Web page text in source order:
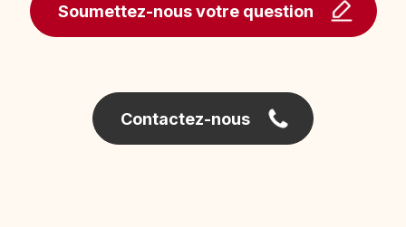
Soumettez-nous votre question
Contactez-nous